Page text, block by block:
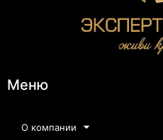
Меню
О компании